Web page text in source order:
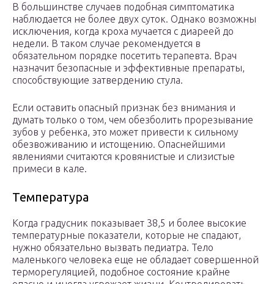
В большинстве случаев подобная симптоматика
наблюдается не более двух суток. Однако возможны
исключения, когда кроха мучается с диареей до
недели. В таком случае рекомендуется в
обязательном порядке посетить терапевта. Врач
назначит безопасные и эффективные препараты,
способствующие затвердению стула.
Если оставить опасный признак без внимания и
думать только о том, чем обезболить прорезывание
зубов у ребенка, это может привести к сильному
обезвоживанию и истощению. Опаснейшими
явлениями считаются кровянистые и слизистые
примеси в кале.
Температура
Когда градусник показывает 38,5 и более высокие
температурные показатели, которые не спадают,
нужно обязательно вызвать педиатра. Тело
маленького человека еще не обладает совершенной
терморегуляцией, подобное состояние крайне